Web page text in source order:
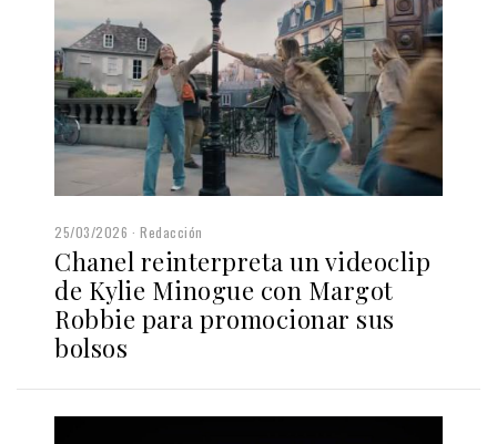
25/03/2026 Redacción
Chanel reinterpreta un videoclip
de Kylie Minogue con Margot
Robbie para promocionar sus
bolsos